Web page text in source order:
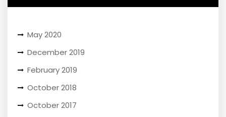
May 2020
December 2019
February 2019
October 2018
October 2017